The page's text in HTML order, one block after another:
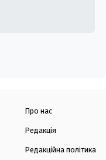
Про нас
Редакція
Редакційна політика